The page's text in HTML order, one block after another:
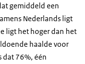
gemiddeld een
Nederlands ligt
ligt het hoger dan het
haalde voor
dat 76%, één